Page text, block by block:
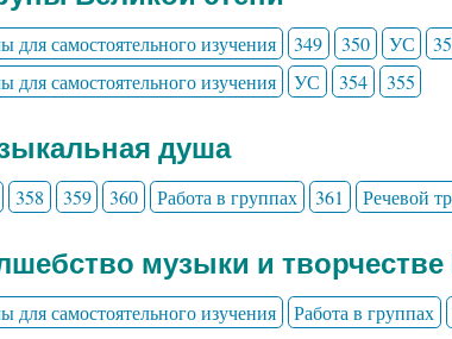
для самостоятельного изучения 349 350 УС
для самостоятельного изучения
УС 354 355
душа
358 359 360 Работа в группах 361 Речевой
музыки и творчестве
для самостоятельного изучения Работа в группах